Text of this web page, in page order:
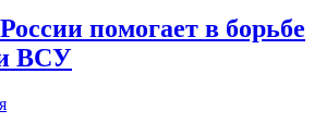
помогает в борьбе
ВСУ